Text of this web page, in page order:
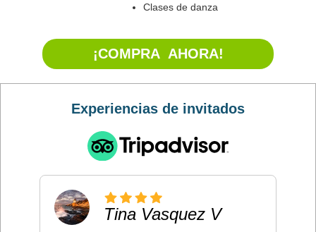
Clases de danza
¡COMPRA AHORA!
Experiencias de invitados
Tina Vasquez V